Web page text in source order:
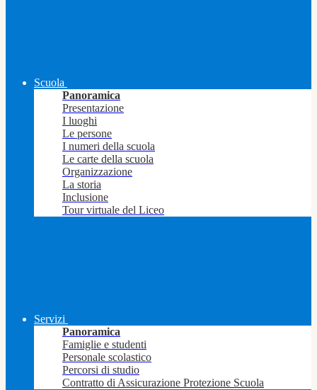
Scuola
Panoramica
Presentazione
I luoghi
Le persone
I numeri della scuola
Le carte della scuola
Organizzazione
La storia
Inclusione
Tour virtuale del Liceo
Servizi
Panoramica
Famiglie e studenti
Personale scolastico
Percorsi di studio
Contratto di Assicurazione Protezione Scuola